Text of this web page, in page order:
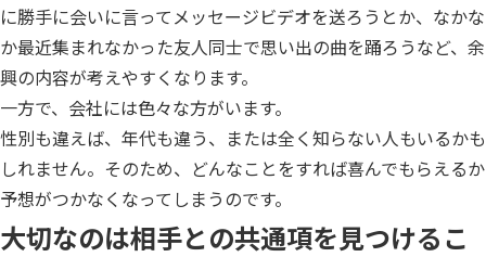
に勝手に会いに言ってメッセージビデオを送ろうとか、なかな
か最近集まれなかった友人同士で思い出の曲を踊ろうなど、余
興の内容が考えやすくなります。
一方で、会社には色々な方がいます。
性別も違えば、年代も違う、または全く知らない人もいるかも
しれません。そのため、どんなことをすれば喜んでもらえるか
予想がつかなくなってしまうのです。
大切なのは相手との共通項を見つけるこ